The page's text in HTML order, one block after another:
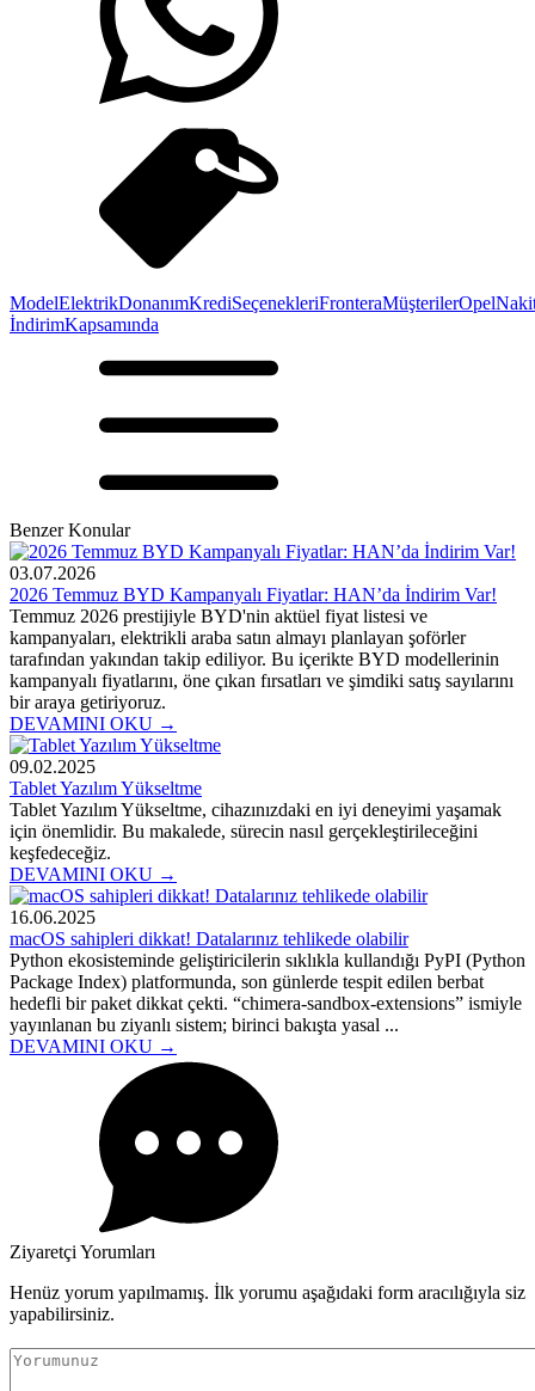
ModelElektrikDonanımKrediSeçenekleriFronteraMüşterilerOpel
İndirimKapsamında
Benzer Konular
03.07.2026
2026 Temmuz BYD Kampanyalı Fiyatlar: HAN’da İndirim Var!
Temmuz 2026 prestijiyle BYD'nin aktüel fiyat listesi ve
kampanyaları, elektrikli araba satın almayı planlayan şoförler
tarafından yakından takip ediliyor. Bu içerikte BYD modellerinin
kampanyalı fiyatlarını, öne çıkan fırsatları ve şimdiki satış sayılarını
bir araya getiriyoruz.
DEVAMINI OKU →
09.02.2025
Tablet Yazılım Yükseltme
Tablet Yazılım Yükseltme, cihazınızdaki en iyi deneyimi yaşamak
için önemlidir. Bu makalede, sürecin nasıl gerçekleştirileceğini
keşfedeceğiz.
DEVAMINI OKU →
16.06.2025
macOS sahipleri dikkat! Datalarınız tehlikede olabilir
Python ekosisteminde geliştiricilerin sıklıkla kullandığı PyPI (Python
Package Index) platformunda, son günlerde tespit edilen berbat
hedefli bir paket dikkat çekti. “chimera-sandbox-extensions” ismiyle
yayınlanan bu ziyanlı sistem; birinci bakışta yasal ...
DEVAMINI OKU →
Ziyaretçi Yorumları
Henüz yorum yapılmamış. İlk yorumu aşağıdaki form aracılığıyla siz
yapabilirsiniz.